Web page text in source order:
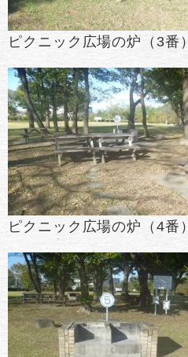
ピクニック広場の炉（3番）
ピクニック広場の炉（4番）